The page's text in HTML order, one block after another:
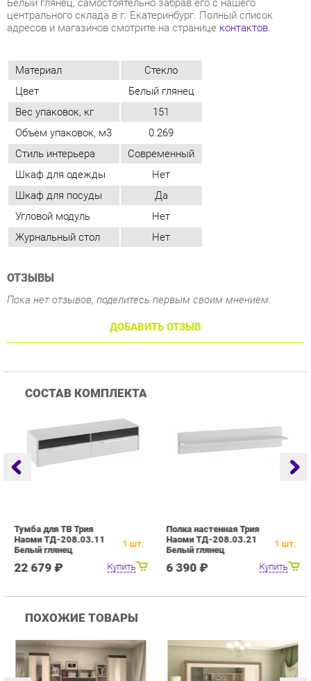
Вес упаковок, кг
151
Объем упаковок, м3
0.269
Шкаф для одежды
Нет
Шкаф для посуды
Да
Угловой модуль
Нет
Журнальный стол
Нет
ОТЗЫВЫ
Пока нет отзывов, поделитесь первым своим мнением.
ДОБАВИТЬ ОТЗЫВ
СОСТАВ КОМПЛЕКТА
Купить
Белый глянец
22 679 ₽
1шт.
6 390 ₽
Купить
Гостиная Стиль
Белфорд
25 223 ₽ Купить
55 482 ₽